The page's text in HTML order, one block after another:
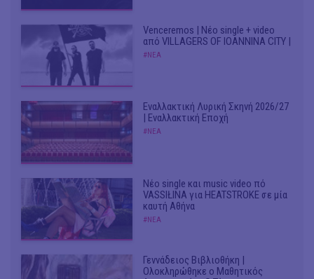
Venceremos | Νέο single + video
από VILLAGERS OF IOANNINA CITY |
#ΝΕΑ
Εναλλακτική Λυρική Σκηνή 2026/27
| Εναλλακτική Εποχή
#ΝΕΑ
Νέο single και music video πό
VASSIŁINA για HEATSTROKE σε μία
καυτή Αθήνα
#ΝΕΑ
Γεννάδειος Βιβλιοθήκη |
Ολοκληρώθηκε ο Μαθητικός